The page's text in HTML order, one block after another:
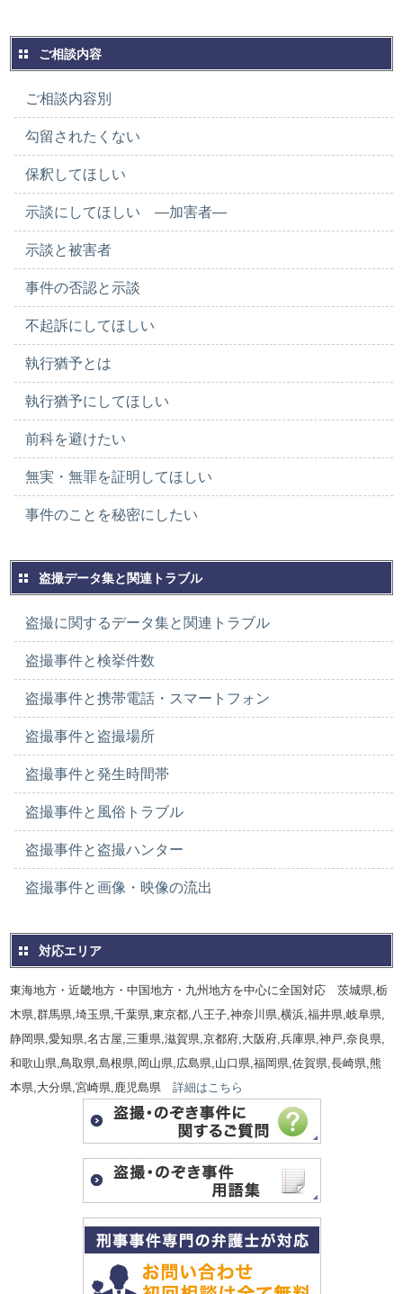
ご相談内容
ご相談内容別
勾留されたくない
保釈してほしい
示談にしてほしい ―加害者―
示談と被害者
事件の否認と示談
不起訴にしてほしい
執行猶予とは
執行猶予にしてほしい
前科を避けたい
無実・無罪を証明してほしい
事件のことを秘密にしたい
盗撮データ集と関連トラブル
盗撮に関するデータ集と関連トラブル
盗撮事件と検挙件数
盗撮事件と携帯電話・スマートフォン
盗撮事件と盗撮場所
盗撮事件と発生時間帯
盗撮事件と風俗トラブル
盗撮事件と盗撮ハンター
盗撮事件と画像・映像の流出
対応エリア
東海地方・近畿地方・中国地方・九州地方を中心に全国対応 茨城県,栃
木県,群馬県,埼玉県,千葉県,東京都,八王子,神奈川県,横浜,福井県,岐阜県,
静岡県,愛知県,名古屋,三重県,滋賀県,京都府,大阪府,兵庫県,神戸,奈良県,
和歌山県,鳥取県,島根県,岡山県,広島県,山口県,福岡県,佐賀県,長崎県,熊
本県,大分県,宮崎県,鹿児島県詳細はこちら